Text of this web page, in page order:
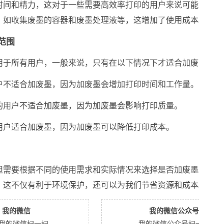
和精力，这对于一些需要高效率打印的用户来说可
收集废墨的容器和废墨处理液等，这增加了使用成本
围
所有用户，一般来说，只有在以下情况下才适合加废
适合加废墨，因为加废墨会增加打印时间和工作量。
户不适合加废墨，因为加废墨会影响打印质量。
适合加废墨，因为加废墨可以降低打印成本。
要根据不同的使用需求和实际情况来选择是否加废
不仅有利于环境保护，还可以为我们节省资源和成本
我的微信
我的微信公众号